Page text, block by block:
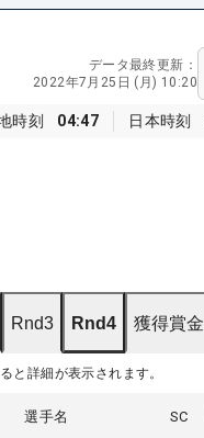
時刻 04:47 日本時刻
データ最終更新：
2022年7月25日 (月) 10:20
Rnd3 Rnd4 獲得賞金
と詳細が表示されます。
選手名 SC